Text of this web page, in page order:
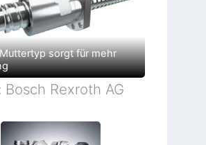
sorgt für mehr
Bosch Rexroth AG